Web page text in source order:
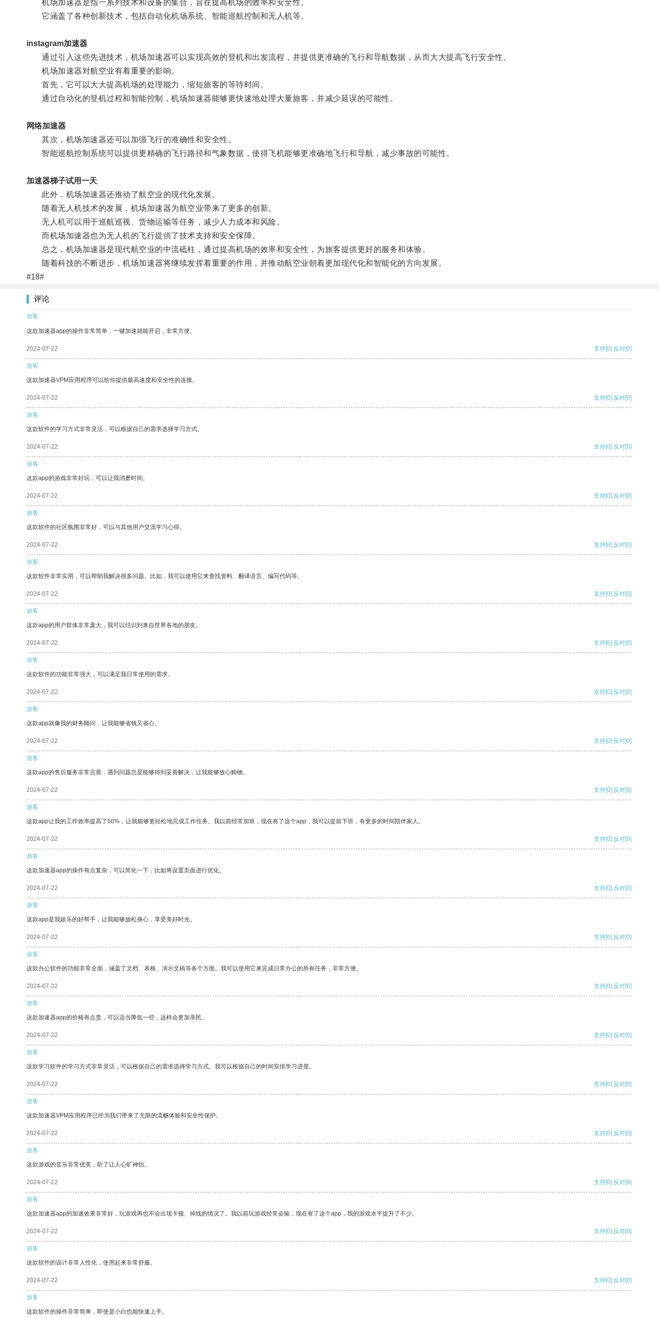
机场加速器是指一系列技术和设备的集合，旨在提高机场的效率和安全性。
它涵盖了各种创新技术，包括自动化机场系统、智能巡航控制和无人机等。
instagram加速器
通过引入这些先进技术，机场加速器可以实现高效的登机和出发流程，并提供更准确的飞行和导航数据，从而大大提高飞行安全性。
机场加速器对航空业有着重要的影响。
首先，它可以大大提高机场的处理能力，缩短旅客的等待时间。
通过自动化的登机过程和智能控制，机场加速器能够更快速地处理大量旅客，并减少延误的可能性。
网络加速器
其次，机场加速器还可以加强飞行的准确性和安全性。
智能巡航控制系统可以提供更精确的飞行路径和气象数据，使得飞机能够更准确地飞行和导航，减少事故的可能性。
加速器梯子试用一天
此外，机场加速器还推动了航空业的现代化发展。
随着无人机技术的发展，机场加速器为航空业带来了更多的创新。
无人机可以用于巡航巡视、货物运输等任务，减少人力成本和风险。
而机场加速器也为无人机的飞行提供了技术支持和安全保障。
总之，机场加速器是现代航空业的中流砥柱，通过提高机场的效率和安全性，为旅客提供更好的服务和体验。
随着科技的不断进步，机场加速器将继续发挥着重要的作用，并推动航空业朝着更加现代化和智能化的方向发展。
#18#
评论
游客
这款加速器app的操作非常简单，一键加速就能开启，非常方便。
2024-07-22 支持[0] 反对[0]
游客
这款加速器VPM应用程序可以给你提供最高速度和安全性的连接。
2024-07-22 支持[0] 反对[0]
游客
这款软件的学习方式非常灵活，可以根据自己的需求选择学习方式。
2024-07-22 支持[0] 反对[0]
游客
这款app的游戏非常好玩，可以让我消磨时间。
2024-07-22 支持[0] 反对[0]
游客
这款软件的社区氛围非常好，可以与其他用户交流学习心得。
2024-07-22 支持[0] 反对[0]
游客
这款软件非常实用，可以帮助我解决很多问题。比如，我可以使用它来查找资料、翻译语言、编写代码等。
2024-07-22 支持[0] 反对[0]
游客
这款app的用户群体非常庞大，我可以结识到来自世界各地的朋友。
2024-07-22 支持[0] 反对[0]
游客
这款软件的功能非常强大，可以满足我日常使用的需求。
2024-07-22 支持[0] 反对[0]
游客
这款app就像我的财务顾问，让我能够省钱又省心。
2024-07-22 支持[0] 反对[0]
游客
这款app的售后服务非常完善，遇到问题总是能够得到妥善解决，让我能够放心购物。
2024-07-22 支持[0] 反对[0]
游客
这款app让我的工作效率提高了50%，让我能够更轻松地完成工作任务。我以前经常加班，现在有了这个app，我可以提前下班，有更多的时间陪伴家人。
2024-07-22 支持[0] 反对[0]
游客
这款加速器app的操作有点复杂，可以简化一下，比如将设置页面进行优化。
2024-07-22 支持[0] 反对[0]
游客
这款app是我娱乐的好帮手，让我能够放松身心，享受美好时光。
2024-07-22 支持[0] 反对[0]
游客
这款办公软件的功能非常全面，涵盖了文档、表格、演示文稿等各个方面。我可以使用它来完成日常办公的所有任务，非常方便。
2024-07-22 支持[0] 反对[0]
游客
这款加速器app的价格有点贵，可以适当降低一些，这样会更加亲民。
2024-07-22 支持[0] 反对[0]
游客
这款学习软件的学习方式非常灵活，可以根据自己的需求选择学习方式。我可以根据自己的时间安排学习进度。
2024-07-22 支持[0] 反对[0]
游客
这款加速器VPM应用程序已经为我们带来了无限的流畅体验和安全性保护。
2024-07-22 支持[0] 反对[0]
游客
这款游戏的音乐非常优美，听了让人心旷神怡。
2024-07-22 支持[0] 反对[0]
游客
这款加速器app的加速效果非常好，玩游戏再也不会出现卡顿、掉线的情况了。我以前玩游戏经常会输，现在有了这个app，我的游戏水平提升了不少。
2024-07-22 支持[0] 反对[0]
游客
这款软件的设计非常人性化，使用起来非常舒服。
2024-07-22 支持[0] 反对[0]
游客
这款软件的操作非常简单，即使是小白也能快速上手。